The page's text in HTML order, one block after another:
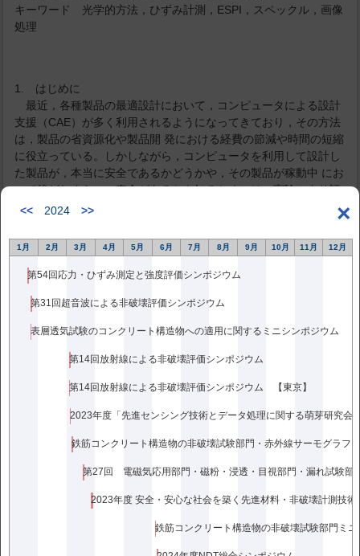
×
<< 2024 >>
1月 2月 3月 4月 5月 6月 7月 8月 9月 10月 11月 12月
第54回応力・ひずみ測定と強度評価シンポジウム
第31回超音波による非破壊評価シンポジウム
表層透気試験のコンクリート構造物への適用に関するミニシンポジウム
第14回放射線による非破壊評価シンポジウム
第14回放射線による非破壊評価シンポジウム 【東京】
2023年度「先進センシング技術とデータ処理に関する萌芽研究会
2023年度 安全・安心な社会を築く先進材料・非破壊計測技術
キーワード 光学的方法，ひずみ計測，ESPI，スペックル，画像
処理
1. はじめに
最近，各種製品の最適設計において，コンピュータによる設計
支援（CAE）が多く利用されるようになってきており，その方法
は，製品の省資源化や製品開 発における経費の節減や時間の短縮
に役立っている。しかしながら，コンピュータを利用して設計し
た製品が，本当に安全であるかどうかや，その製品が稼動中 にお
いて後どれぐらいの寿命があるかを知るためには，実験により評
価する必要がある。その評価手段の一つとして，製品やそれらを
これまでに，製品や部材の強度評価に必要な応力やひずみ（変
形）を測定するために，数多くの方法が考案されている。それら
を測定領域の大きさから分類す ると，測定対象物の全域における
力・ひずみ値が得られる「局所測定法」に分けることができる。
全域測定法には，光弾性法，モアレ法，ホログラフィ法，スペッ
クル干渉法，格子法，応力塗料膜法などがあり，局所測定法に
は，電気抵抗ひずみ測定法，磁気 ひずみ型ひずみ測定法，Ｘ線応
製品や部材の応力・ひずみ測定は，測定対象全域を非接触かつ
実時間で実施することが望ましい。しかしながら，現在，産業界
で主として用いられている応 力・ひずみ計測技術は，局所測定で
ある，原理が簡単であり取り扱いやすい，電気抵抗ひずみ測定法
て，光学的全視野計測法が有力であるが，実際の現場ではあまり
使われていない。その理由は，現場の技術者がそれらの方法の原
理を理解するのにかなりの 努力が必要であることや，干渉を利用
した測定装置は振動に影響されやすいため，現場では使いづらい